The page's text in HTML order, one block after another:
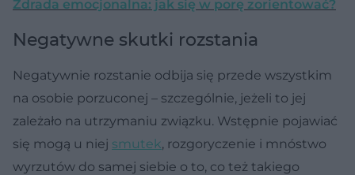
Zdrada emocjonalna: jak się w porę zorientować?
Negatywne skutki rozstania
Negatywnie rozstanie odbija się przede wszystkim
na osobie porzuconej – szczególnie, jeżeli to jej
zależało na utrzymaniu związku. Wstępnie pojawiać
się mogą u niej smutek, rozgoryczenie i mnóstwo
wyrzutów do samej siebie o to, co też takiego